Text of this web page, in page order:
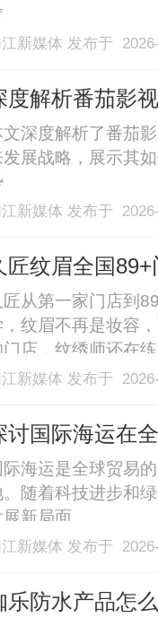
......
新媒体 发布于
度解析番茄影
文深度解析了番茄
发展战略，展示其
......
新媒体 发布于
匠纹眉全国
些I久匠门店地
匠从第一家门店到
，纹眉不再是妆容
门店，纹绣师还在
师要不断进修学习
间里，老师每天清
新媒体 发布于
讨国际海运在
际海运是全球贸易
。随着科技进步和
展新局面。......
新媒体 发布于
乐防水产品怎